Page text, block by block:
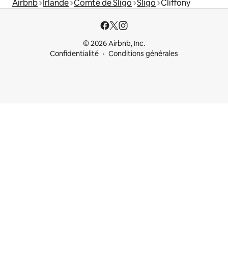
Airbnb Irlande Comté de Sligo Sligo Cliffony
© 2026 Airbnb, Inc.
Confidentialité
Conditions générales